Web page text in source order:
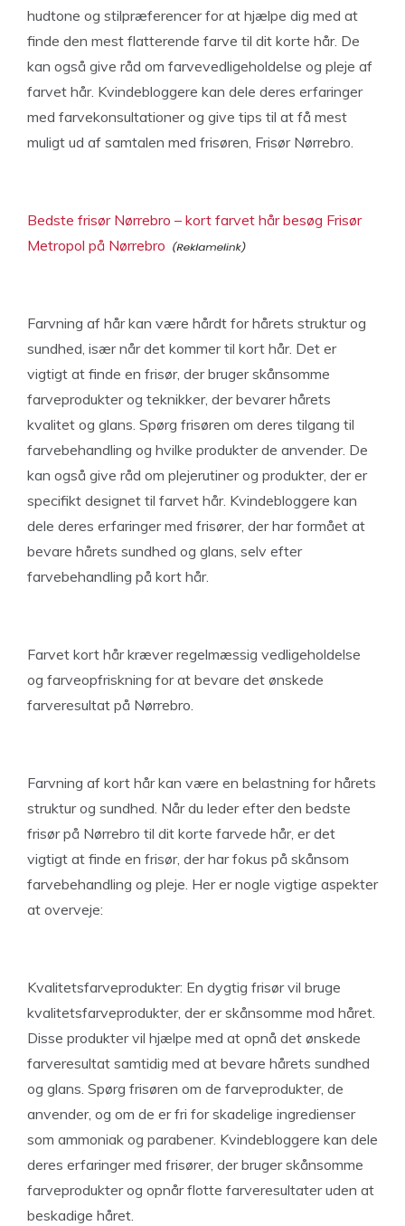
hudtone og stilpræferencer for at hjælpe dig med at
finde den mest flatterende farve til dit korte hår. De
kan også give råd om farvevedligeholdelse og pleje af
farvet hår. Kvindebloggere kan dele deres erfaringer
med farvekonsultationer og give tips til at få mest
muligt ud af samtalen med frisøren, Frisør Nørrebro.
Bedste frisør Nørrebro – kort farvet hår besøg Frisør
Metropol på Nørrebro
Farvning af hår kan være hårdt for hårets struktur og
sundhed, især når det kommer til kort hår. Det er
vigtigt at finde en frisør, der bruger skånsomme
farveprodukter og teknikker, der bevarer hårets
kvalitet og glans. Spørg frisøren om deres tilgang til
farvebehandling og hvilke produkter de anvender. De
kan også give råd om plejerutiner og produkter, der er
specifikt designet til farvet hår. Kvindebloggere kan
dele deres erfaringer med frisører, der har formået at
bevare hårets sundhed og glans, selv efter
farvebehandling på kort hår.
Farvet kort hår kræver regelmæssig vedligeholdelse
og farveopfriskning for at bevare det ønskede
farveresultat på Nørrebro.
Farvning af kort hår kan være en belastning for hårets
struktur og sundhed. Når du leder efter den bedste
frisør på Nørrebro til dit korte farvede hår, er det
vigtigt at finde en frisør, der har fokus på skånsom
farvebehandling og pleje. Her er nogle vigtige aspekter
at overveje:
Kvalitetsfarveprodukter: En dygtig frisør vil bruge
kvalitetsfarveprodukter, der er skånsomme mod håret.
Disse produkter vil hjælpe med at opnå det ønskede
farveresultat samtidig med at bevare hårets sundhed
og glans. Spørg frisøren om de farveprodukter, de
anvender, og om de er fri for skadelige ingredienser
som ammoniak og parabener. Kvindebloggere kan dele
deres erfaringer med frisører, der bruger skånsomme
farveprodukter og opnår flotte farveresultater uden at
beskadige håret.